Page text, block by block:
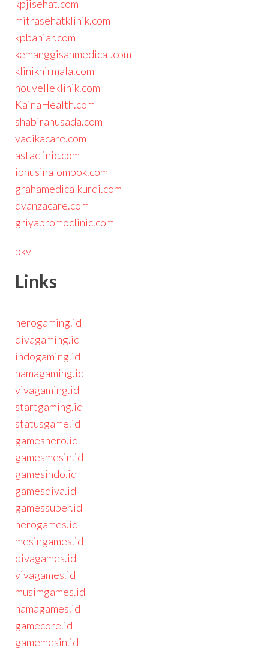
kpjisehat.com
mitrasehatklinik.com
kpbanjar.com
kemanggisanmedical.com
kliniknirmala.com
nouvelleklinik.com
KainaHealth.com
shabirahusada.com
yadikacare.com
astaclinic.com
ibnusinalombok.com
grahamedicalkurdi.com
dyanzacare.com
griyabromoclinic.com
pkv
Links
herogaming.id
divagaming.id
indogaming.id
namagaming.id
vivagaming.id
startgaming.id
statusgame.id
gameshero.id
gamesmesin.id
gamesindo.id
gamesdiva.id
gamessuper.id
herogames.id
mesingames.id
divagames.id
vivagames.id
musimgames.id
namagames.id
gamecore.id
gamemesin.id